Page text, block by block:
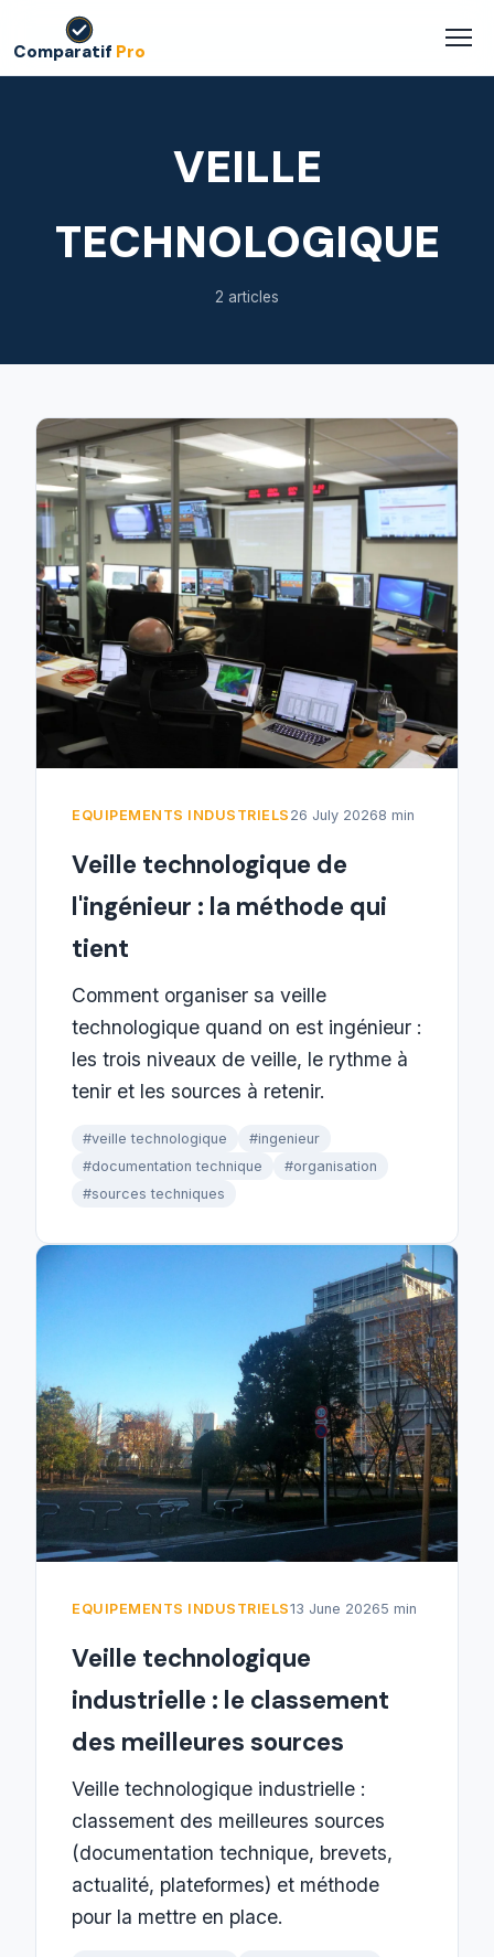
Comparatif Pro
VEILLE
TECHNOLOGIQUE
2 articles
EQUIPEMENTS INDUSTRIELS 26 July 20268 min
Veille technologique de
l'ingénieur : la méthode qui
tient
Comment organiser sa veille
technologique quand on est ingénieur :
les trois niveaux de veille, le rythme à
tenir et les sources à retenir.
#veille technologique
#ingenieur
#documentation technique
#organisation
#sources techniques
EQUIPEMENTS INDUSTRIELS13 June 20265 min
Veille technologique
industrielle : le classement
des meilleures sources
Veille technologique industrielle :
classement des meilleures sources
(documentation technique, brevets,
actualité, plateformes) et méthode
pour la mettre en place.